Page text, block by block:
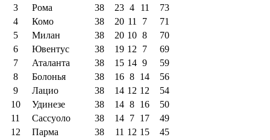
3
Рома 38 23 4 11
73
4
Комо 38 20 11 7
71
5
Милан 38 20 10 8
70
6
Ювентус 38 19 12 7
69
7
Аталанта 38 15 14 9
59
8
Болонья 38 16 8 14
56
9
Лацио 38 14 12 12
54
10
Удинезе 38 14 8 16
50
11
Сассуоло 38 14 7 17
49
12
Парма 38 11 12 15
45